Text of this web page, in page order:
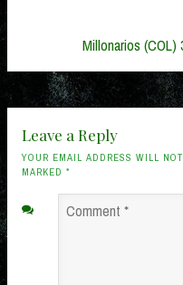
Millonarios (COL)
Leave a Reply
YOUR EMAIL ADDRESS WILL
MARKED *
Comment